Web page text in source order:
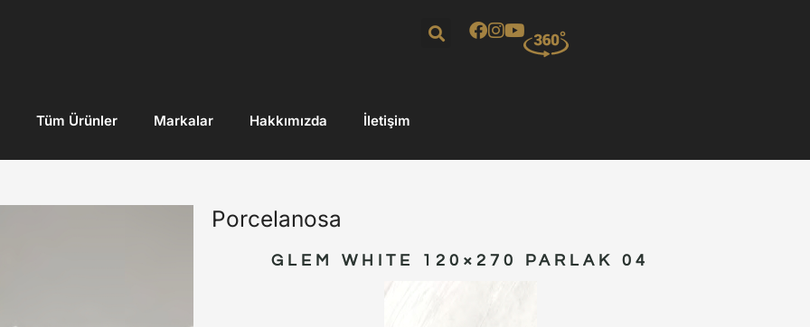
Tüm Ürünler Markalar Hakkımızda İletişim
Porcelanosa
GLEM WHITE 120×270 PARLAK 04